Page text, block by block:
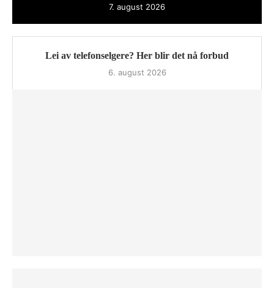
7. august 2026
Lei av telefonselgere? Her blir det nå forbud
6. august 2026